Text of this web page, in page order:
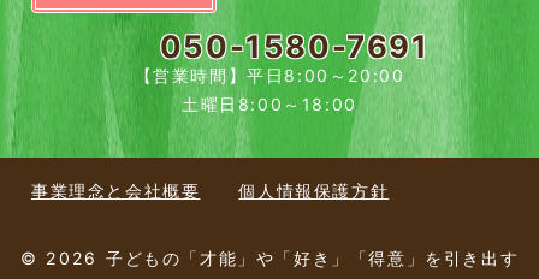
050-1580-7691
【営業時間】平日8:00～20:00
土曜日8:00～18:00
事業理念と会社概要 個人情報保護方針
© 2026 子どもの「才能」や「好き」「得意」を引き出す